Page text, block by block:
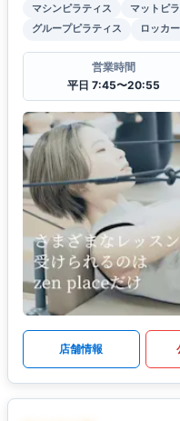
マシンピラティス マットピ
グループピラティス
ロッカー
営業時間
平日 7:45〜20:55
店舗情報